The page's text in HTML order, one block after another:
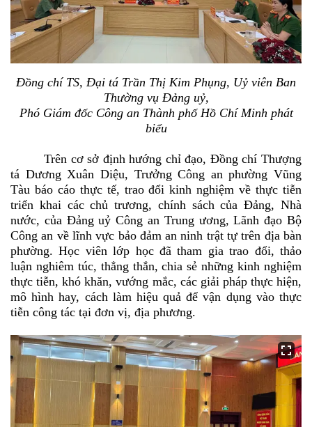
Đồng chí TS, Đại tá Trần Thị Kim Phụng, Uỷ viên Ban
Thường vụ Đảng uỷ,
Phó Giám đốc Công an Thành phố Hồ Chí Minh phát
biểu
Trên cơ sở định hướng chỉ đạo, Đồng chí Thượng
tá Dương Xuân Diệu, Trưởng Công an phường Vũng
Tàu báo cáo thực tế, trao đổi kinh nghiệm về thực tiễn
triển khai các chủ trương, chính sách của Đảng, Nhà
nước, của Đảng uỷ Công an Trung ương, Lãnh đạo Bộ
Công an về lĩnh vực bảo đảm an ninh trật tự trên địa bàn
phường. Học viên lớp học đã tham gia trao đổi, thảo
luận nghiêm túc, thẳng thắn, chia sẻ những kinh nghiệm
thực tiễn, khó khăn, vướng mắc, các giải pháp thực hiện,
mô hình hay, cách làm hiệu quả để vận dụng vào thực
tiễn công tác tại đơn vị, địa phương.